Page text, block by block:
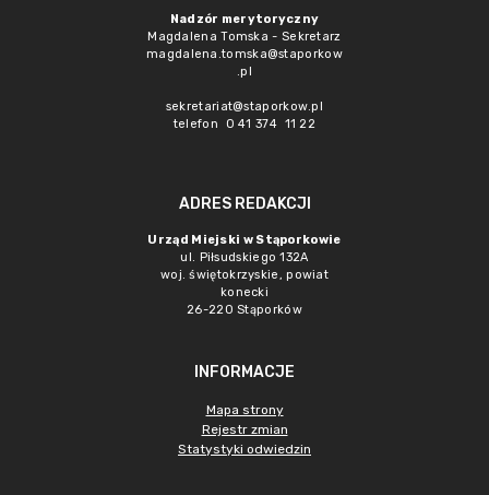
Nadzór merytoryczny
Magdalena Tomska - Sekretarz
magdalena.tomska@staporkow
.pl
sekretariat@staporkow.pl
telefon 0 41 374 11 22
ADRES REDAKCJI
Urząd Miejski w Stąporkowie
ul. Piłsudskiego 132A
woj. świętokrzyskie, powiat
konecki
26-220 Stąporków
INFORMACJE
Mapa strony
Rejestr zmian
Statystyki odwiedzin